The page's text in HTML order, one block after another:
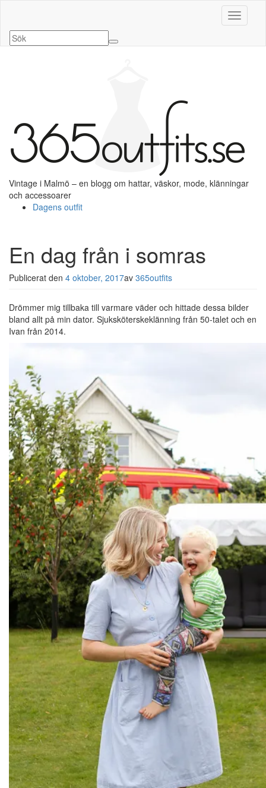
Slå på/
Vintage i Malmö – en blogg om hattar, väskor, mode, klänningar
och accessoarer
Dagens outfit
En dag från i somras
Publicerat den 4 oktober, 2017av 365outfits
Drömmer mig tillbaka till varmare väder och hittade dessa bilder
bland allt på min dator. Sjuksköterskeklänning från 50-talet och en
Ivan från 2014.